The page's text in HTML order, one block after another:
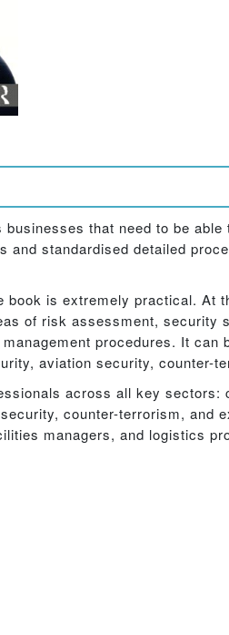
businesses that need to be
and standardised detailed
book is extremely practical. At
of risk assessment,
procedures. It
aviation security, counter-
across all key
counter-terrorism, and
managers, and logistics